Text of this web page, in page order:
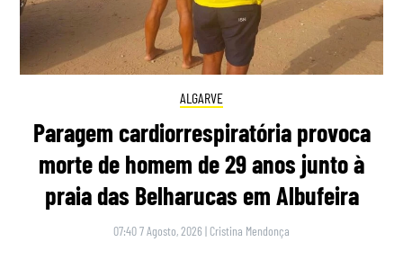
ALGARVE
Paragem cardiorrespiratória provoca
morte de homem de 29 anos junto à
praia das Belharucas em Albufeira
07:40 7 Agosto, 2026 | Cristina Mendonça